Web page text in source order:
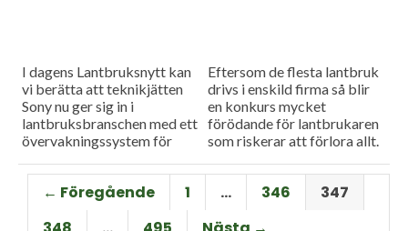
I dagens Lantbruksnytt kan
vi berätta att teknikjätten
Sony nu ger sig in i
lantbruksbranschen med ett
övervakningssystem för
förbättra suggornas hälsa
och spara både...
Eftersom de flesta lantbruk
drivs i enskild firma så blir
en konkurs mycket
förödande för lantbrukaren
som riskerar att förlora allt.
Ackordcentralen som menar
att...
← Föregående 1 … 346
347